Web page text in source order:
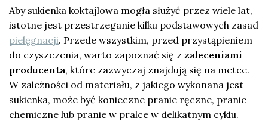
Aby sukienka koktajlowa mogła służyć przez wiele lat,
istotne jest przestrzeganie kilku podstawowych zasad
pielęgnacji. Przede wszystkim, przed przystąpieniem
do czyszczenia, warto zapoznać się z zaleceniami
producenta, które zazwyczaj znajdują się na metce.
W zależności od materiału, z jakiego wykonana jest
sukienka, może być konieczne pranie ręczne, pranie
chemiczne lub pranie w pralce w delikatnym cyklu.